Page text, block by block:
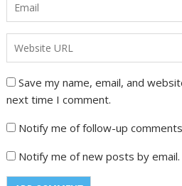
Save my name, email, and
next time I comment.
Notify me of follow-up
Notify me of new posts by email.